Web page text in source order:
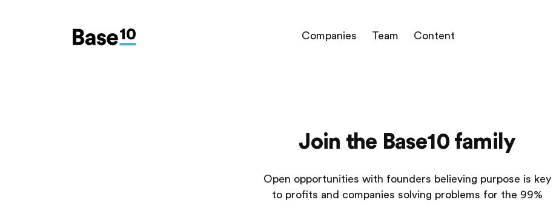
Companies Team Content
Join the Base10 family
Open opportunities with founders believing purpose is key
to profits and companies solving problems for the 99%